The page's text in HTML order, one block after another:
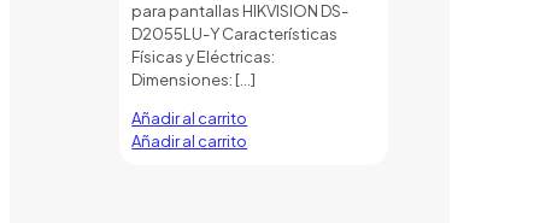
para pantallas HIKVISION DS-
D2055LU-Y Características
Físicas y Eléctricas:
Dimensiones: […]
Añadir al carrito
Añadir al carrito